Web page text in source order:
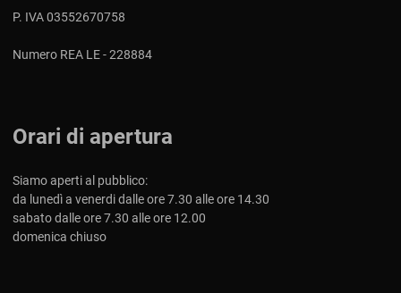
P. IVA 03552670758
Numero REA LE - 228884
Orari di apertura
Siamo aperti al pubblico:
da lunedì a venerdi dalle ore 7.30 alle ore 14.30
sabato dalle ore 7.30 alle ore 12.00
domenica chiuso